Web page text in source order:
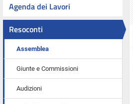
Agenda dei Lavori
Resoconti
Assemblea
Giunte e Commissioni
Audizioni